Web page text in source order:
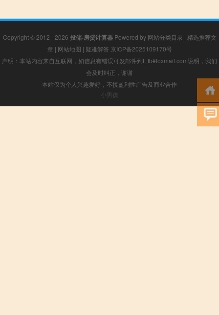
Copyright © 2012 - 2026 投储-房贷计算器Powered by 网站分类目录 | 精选推荐文
章 | 网站地图 | 疑难解答 京ICP备2025109170号
声明：本站内容来自互联网，如信息有错误可发邮件到f_fb#foxmail.com说明，我们
会及时纠正，谢谢
本站仅为个人兴趣爱好，不接盈利性广告及商业合作
小男孩